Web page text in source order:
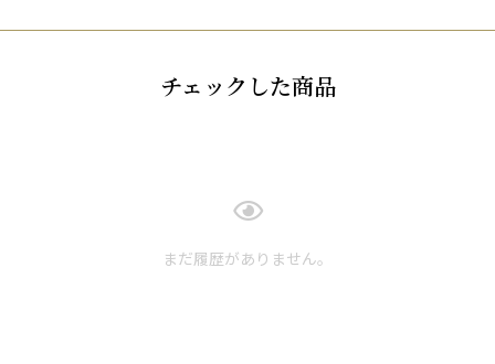
チェックした商品
まだ履歴がありません。